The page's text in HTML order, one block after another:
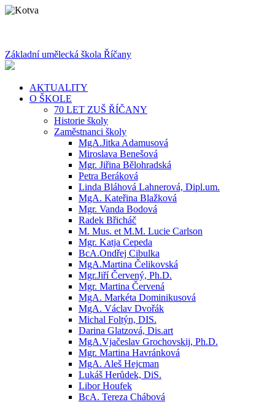
Základní umělecká škola Říčany
AKTUALITY
O ŠKOLE
70 LET ZUŠ ŘÍČANY
Historie školy
Zaměstnanci školy
MgA.Jitka Adamusová
Miroslava Benešová
Mgr. Jiřina Bělohradská
Petra Beráková
Linda Bláhová Lahnerová, Dipl.um.
MgA. Kateřina Blažková
Mgr. Vanda Bodová
Radek Břicháč
M. Mus. et M.M. Lucie Carlson
Mgr. Katja Cepeda
BcA.Ondřej Cibulka
MgA.Martina Čelikovská
Mgr.Jiří Červený, Ph.D.
Mgr. Martina Červená
MgA. Markéta Dominikusová
MgA. Václav Dvořák
Michal Foltýn, DIS.
Darina Glatzová, Dis.art
MgA.Vjačeslav Grochovskij, Ph.D.
Mgr. Martina Havránková
MgA. Aleš Hejcman
Lukáš Herůdek, DiS.
Libor Houfek
BcA. Tereza Chábová